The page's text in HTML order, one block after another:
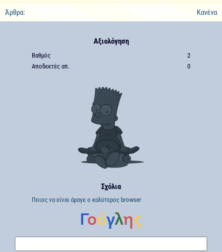
Άρθρα:
Κανένα
Αξιολόγηση
Βαθμός
2
Αποδεκτές απ.
0
Σχόλια
Ποιος να είναι άραγε ο καλύτερος browser